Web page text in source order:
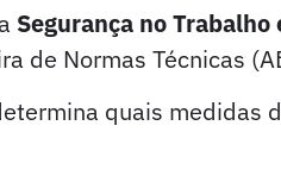
Segurança no
de Normas Técnicas
quais medidas